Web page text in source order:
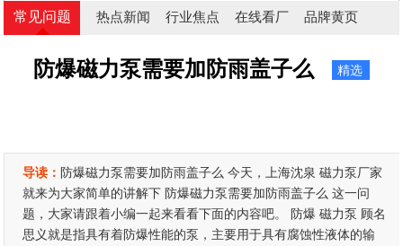
常见问题 热点新闻 行业焦点 在线看厂 品牌黄页
防爆磁力泵需要加防雨盖子么 精选
导读： 防爆磁力泵需要加防雨盖子么 今天，上海沈泉 磁力泵厂家
就来为大家简单的讲解下 防爆磁力泵需要加防雨盖子么 这一问
题，大家请跟着小编一起来看看下面的内容吧。 防爆 磁力泵 顾名
思义就是指具有着防爆性能的泵，主要用于具有腐蚀性液体的输